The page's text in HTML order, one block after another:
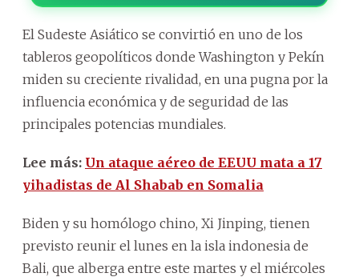
El Sudeste Asiático se convirtió en uno de los
tableros geopolíticos donde Washington y Pekín
miden su creciente rivalidad, en una pugna por la
influencia económica y de seguridad de las
principales potencias mundiales.
Lee más: Un ataque aéreo de EEUU mata a 17
yihadistas de Al Shabab en Somalia
Biden y su homólogo chino, Xi Jinping, tienen
previsto reunir el lunes en la isla indonesia de
Bali, que alberga entre este martes y el miércoles